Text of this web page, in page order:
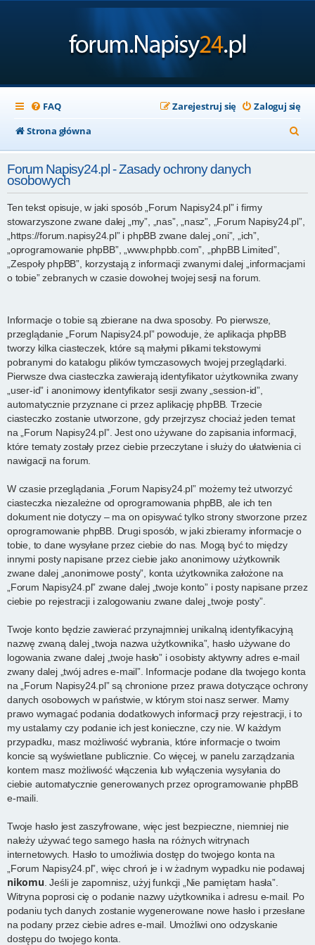
FAQ Zaloguj się
Zarejestruj się
Strona główna
z
k
Forum Napisy24.pl - Zasady ochrony danych
osobowych
Ten tekst opisuje, w jaki sposób „Forum Napisy24.pl” i firmy
stowarzyszone zwane dalej „my”, „nas”, „nasz”, „Forum Napisy24.pl”,
„https://forum.napisy24.pl” i phpBB zwane dalej „oni”, „ich”,
„oprogramowanie phpBB”, „www.phpbb.com”, „phpBB Limited”,
„Zespoły phpBB”, korzystają z informacji zwanymi dalej „informacjami
o tobie” zebranych w czasie dowolnej twojej sesji na forum.
Informacje o tobie są zbierane na dwa sposoby. Po pierwsze,
przeglądanie „Forum Napisy24.pl” powoduje, że aplikacja phpBB
tworzy kilka ciasteczek, które są małymi plikami tekstowymi
pobranymi do katalogu plików tymczasowych twojej przeglądarki.
Pierwsze dwa ciasteczka zawierają identyfikator użytkownika zwany
„user-id” i anonimowy identyfikator sesji zwany „session-id”,
automatycznie przyznane ci przez aplikację phpBB. Trzecie
ciasteczko zostanie utworzone, gdy przejrzysz chociaż jeden temat
na „Forum Napisy24.pl”. Jest ono używane do zapisania informacji,
które tematy zostały przez ciebie przeczytane i służy do ułatwienia ci
nawigacji na forum.
W czasie przeglądania „Forum Napisy24.pl” możemy też utworzyć
ciasteczka niezależne od oprogramowania phpBB, ale ich ten
dokument nie dotyczy – ma on opisywać tylko strony stworzone przez
oprogramowanie phpBB. Drugi sposób, w jaki zbieramy informacje o
tobie, to dane wysyłane przez ciebie do nas. Mogą być to między
innymi posty napisane przez ciebie jako anonimowy użytkownik
zwane dalej „anonimowe posty”, konta użytkownika założone na
„Forum Napisy24.pl” zwane dalej „twoje konto” i posty napisane przez
ciebie po rejestracji i zalogowaniu zwane dalej „twoje posty”.
Twoje konto będzie zawierać przynajmniej unikalną identyfikacyjną
nazwę zwaną dalej „twoja nazwa użytkownika”, hasło używane do
logowania zwane dalej „twoje hasło” i osobisty aktywny adres e-mail
zwany dalej „twój adres e-mail”. Informacje podane dla twojego konta
na „Forum Napisy24.pl” są chronione przez prawa dotyczące ochrony
danych osobowych w państwie, w którym stoi nasz serwer. Mamy
prawo wymagać podania dodatkowych informacji przy rejestracji, i to
my ustalamy czy podanie ich jest konieczne, czy nie. W każdym
przypadku, masz możliwość wybrania, które informacje o twoim
koncie są wyświetlane publicznie. Co więcej, w panelu zarządzania
kontem masz możliwość włączenia lub wyłączenia wysyłania do
ciebie automatycznie generowanych przez oprogramowanie phpBB
e-maili.
Twoje hasło jest zaszyfrowane, więc jest bezpieczne, niemniej nie
należy używać tego samego hasła na różnych witrynach
internetowych. Hasło to umożliwia dostęp do twojego konta na
„Forum Napisy24.pl”, więc chroń je i w żadnym wypadku nie podawaj
nikomu . Jeśli je zapomnisz, użyj funkcji „Nie pamiętam hasła”.
Witryna poprosi cię o podanie nazwy użytkownika i adresu e-mail. Po
podaniu tych danych zostanie wygenerowane nowe hasło i przesłane
na podany przez ciebie adres e-mail. Umożliwi ono odzyskanie
dostępu do twojego konta.